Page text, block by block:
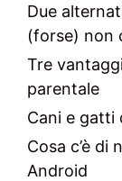
Due
(forse) non
Tre
parentale
Cani e gatti
Cosa c’è di
Android